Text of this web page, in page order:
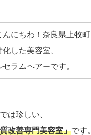
んにちわ！奈良県上牧
化した美容室、
セラムヘアーです。
は珍しい、
改善専門美容室」です。